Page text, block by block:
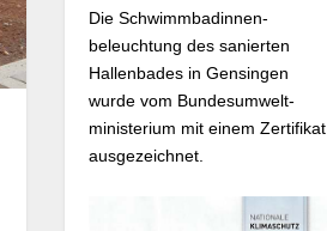
Die Schwimmbad­innen­
beleuchtung des sanierten
Hallenbades in Gensingen
wurde vom Bundes­umwelt­
ministerium mit einem Zertifikat
ausgezeichnet.